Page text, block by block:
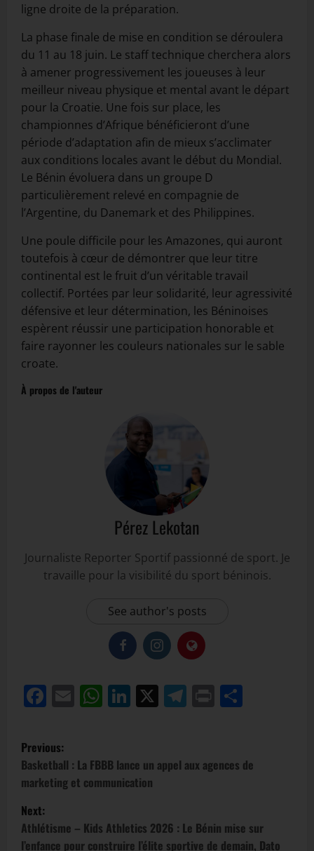
ligne droite de la préparation.
La phase finale de mise en condition se déroulera
du 11 au 18 juin. Le staff technique cherchera alors
à amener progressivement les joueuses à leur
meilleur niveau physique et mental avant le départ
pour la Croatie. Une fois sur place, les
championnes d’Afrique bénéficieront d’une
période d’adaptation afin de mieux s’acclimater
aux conditions locales avant le début du Mondial.
Le Bénin évoluera dans un groupe D
particulièrement relevé en compagnie de
l’Argentine, du Danemark et des Philippines.
Une poule difficile pour les Amazones, qui auront
toutefois à cœur de démontrer que leur titre
continental est le fruit d’un véritable travail
collectif. Portées par leur solidarité, leur agressivité
défensive et leur détermination, les Béninoises
espèrent réussir une participation honorable et
faire rayonner les couleurs nationales sur le sable
croate.
À propos de l'auteur
Pérez Lekotan
Journaliste Reporter Sportif passionné de sport. Je
travaille pour la visibilité du sport béninois.
See author's posts
Facebook
EmailWhatsApp
LinkedIn
X Telegram
Print
Previous:
Basketball : La FBBB lance un appel aux agences de
marketing et communication
Next:
Athlétisme – Kids Athletics 2026 : Le Bénin mise sur
l’enfance pour construire l’élite sportive de demain, Dato